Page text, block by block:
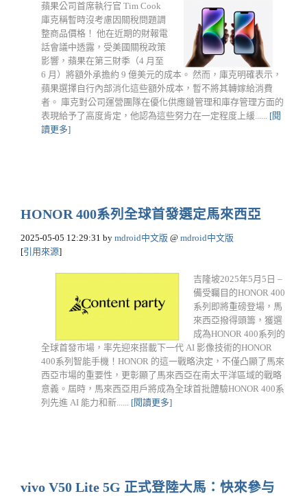
蘋果公司首席執行官 Tim Cook
庫克稱暫時沒考慮因關稅問題調
整商品價格！ 他在近期的財報電
話會議中透露，受美國關稅政策
影響，蘋果在第三財季（4 月至
6 月）將額外承擔約 9 億美元的成本。 然而，庫克明確表示，
蘋果選擇自行內部消化這些額外成本，暫不將其轉嫁給消費
者。​ 庫克對公司運營團隊在優化供應鏈管理和庫存管理方面的
表現給予了高度肯定，他認為這些努力在一定程度上緩...... [閱
讀更多]
HONOR 400系列全球首發選定馬來西亞
2025-05-05 12:29:31 by mdroid中文版 @ mdroid中文版
[引用來源]
吉隆坡2025年5月5日 –
備受矚目的HONOR 400
系列即將重磅登場，馬
來西亞撥得頭籌，獲選
成為HONOR 400系列的
全球首發市場，率先迎來搭載下一代 AI 影像技術的HONOR
400系列智能手機！HONOR 的這一戰略決定，不僅凸顯了馬來
西亞市場的重要性，更彰顯了馬來西亞在南太平洋區域的戰略
意義。屆時，馬來西亞用戶將成為全球首批體驗HONOR 400系
列先進 AI 能力和新...... [閱讀更多]
vivo V50 Lite 5G 正式登陸大馬：快來參与